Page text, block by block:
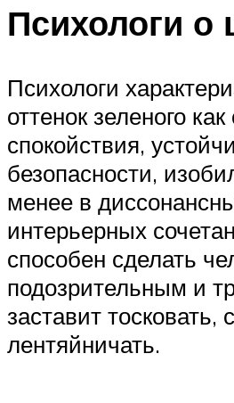
Психологи о
Психологи
оттенок зеленого
спокойствия,
безопасности,
менее в
интерьерных
способен сделать
подозрительным и
заставит тосковать,
лентяйничать.